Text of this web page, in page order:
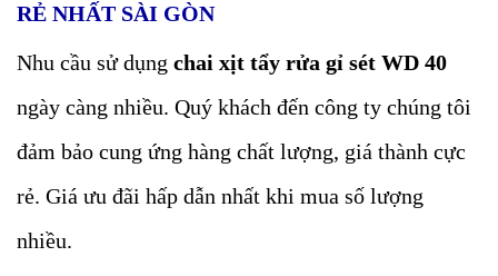
RẺ NHẤT SÀI GÒN
Nhu cầu sử dụng chai xịt tẩy rửa gỉ sét WD 40
ngày càng nhiều. Quý khách đến công ty chúng tôi
đảm bảo cung ứng hàng chất lượng, giá thành cực
rẻ. Giá ưu đãi hấp dẫn nhất khi mua số lượng
nhiều.